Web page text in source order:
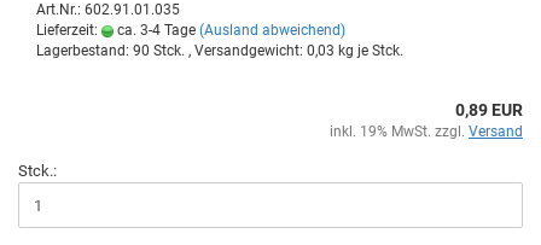
Art.Nr.: 602.91.01.035
Lieferzeit:
ca. 3-4 Tage (Ausland abweichend)
Lagerbestand: 90 Stck. , Versandgewicht: 0,03 kg je Stck.
0,89 EUR
inkl. 19% MwSt. zzgl. Versand
Stck.: